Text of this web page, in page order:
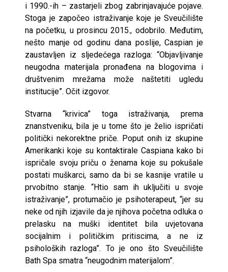
i 1990.-ih – zastarjeli zbog zabrinjavajuće pojave.
Stoga je započeo istraživanje koje je Sveučilište
na početku, u prosincu 2015., odobrilo. Međutim,
nešto manje od godinu dana poslije, Caspian je
zaustavljen iz sljedećega razloga: “Objavljivanje
neugodna materijala pronađena na blogovima i
društvenim mrežama može naštetiti ugledu
institucije”. Očit izgovor.
Stvarna “krivica” toga istraživanja, prema
znanstveniku, bila je u tome što je želio ispričati
politički nekorektne priče. Poput onih iz skupine
Amerikanki koje su kontaktirale Caspiana kako bi
ispričale svoju priču o ženama koje su pokušale
postati muškarci, samo da bi se kasnije vratile u
prvobitno stanje. “Htio sam ih uključiti u svoje
istraživanje”, protumačio je psihoterapeut, “jer su
neke od njih izjavile da je njihova početna odluka o
prelasku na muški identitet bila uvjetovana
socijalnim i političkim pritiscima, a ne iz
psiholoških razloga”. To je ono što Sveučilište
Bath Spa smatra “neugodnim materijalom”.